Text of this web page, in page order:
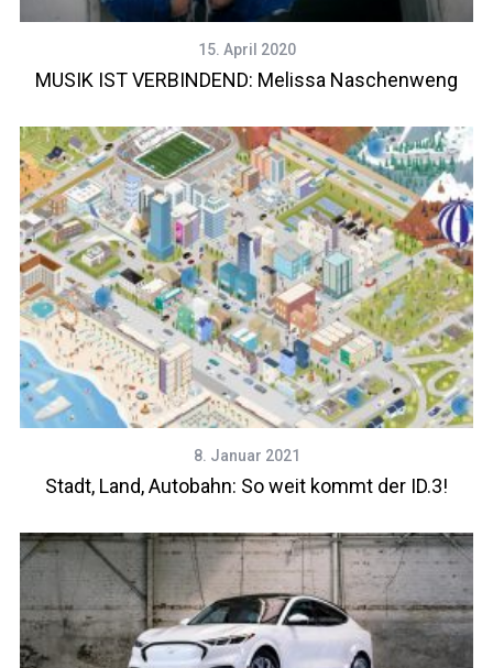
15. April 2020
MUSIK IST VERBINDEND: Melissa Naschenweng
8. Januar 2021
Stadt, Land, Autobahn: So weit kommt der ID.3!